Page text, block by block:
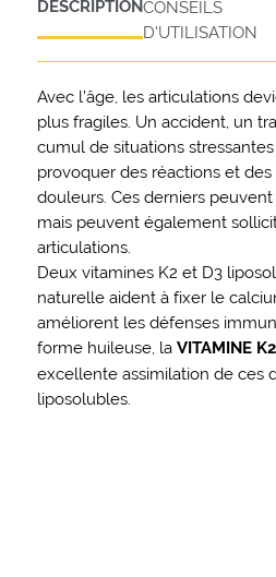
DESCRIPTIONCONSEILS
D'UTILISATION
Avec l’âge, les articulations
plus fragiles. Un accident, un
cumul de situations
provoquer des réactions et des
douleurs. Ces derniers
mais peuvent également
articulations.
Deux vitamines K2 et D3
naturelle aident à fixer le
améliorent les défenses
forme huileuse, la VITAMINE
excellente assimilation de ces
liposolubles.